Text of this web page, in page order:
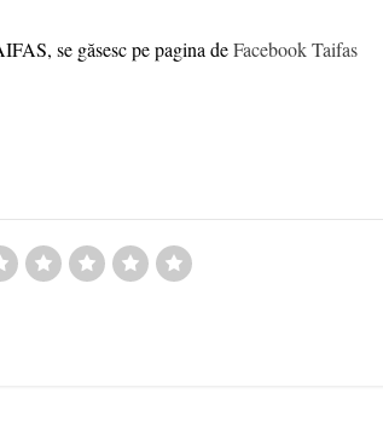
se găsesc pe pagina deFacebook Taifas